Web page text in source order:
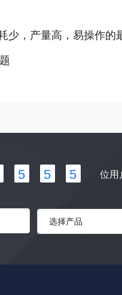
，产量高，易操作的
5 5 5 位用